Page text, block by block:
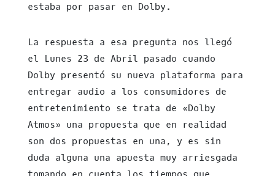
estaba por pasar en Dolby.
La respuesta a esa pregunta nos llegó
el Lunes 23 de Abril pasado cuando
Dolby presentó su nueva plataforma para
entregar audio a los consumidores de
entretenimiento se trata de «Dolby
Atmos» una propuesta que en realidad
son dos propuestas en una, y es sin
duda alguna una apuesta muy arriesgada